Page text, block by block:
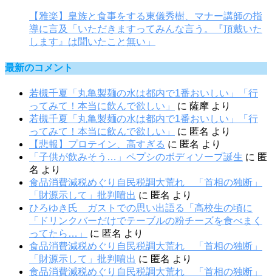
【雅楽】皇族と食事をする東儀秀樹、マナー講師の指
導に言及「いただきますってみんな言う。『頂戴いた
します』は聞いたこと無い」
最新のコメント
若槻千夏「丸亀製麺の水は都内で1番おいしい」「行
ってみて！本当に飲んで欲しい」
に 薩摩 より
若槻千夏「丸亀製麺の水は都内で1番おいしい」「行
ってみて！本当に飲んで欲しい」
に 匿名 より
【悲報】プロテイン、高すぎる に 匿名 より
「子供が飲みそう…」ペプシのボディソープ誕生 に 匿
名 より
食品消費減税めぐり自民税調大荒れ 「首相の独断」
「財源示して」批判噴出 に 匿名 より
ひろゆき氏 ガストでの思い出語る「高校生の頃に
「ドリンクバーだけでテーブルの粉チーズを食べまく
ってたら…」
に 匿名 より
食品消費減税めぐり自民税調大荒れ 「首相の独断」
「財源示して」批判噴出 に 匿名 より
食品消費減税めぐり自民税調大荒れ 「首相の独断」